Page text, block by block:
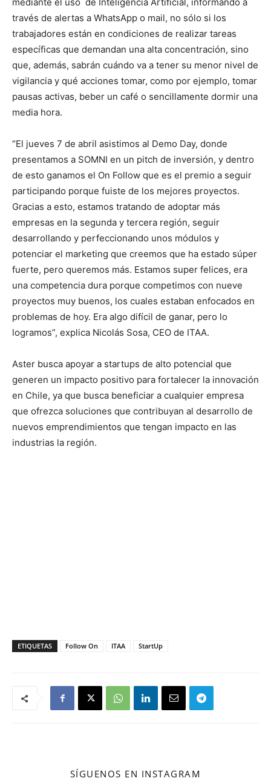
través de alertas a WhatsApp o mail, no sólo si los
trabajadores están en condiciones de realizar tareas
específicas que demandan una alta concentración, sino
que, además, sabrán cuándo va a tener su menor nivel de
vigilancia y qué acciones tomar, como por ejemplo, tomar
pausas activas, beber un café o sencillamente dormir una
media hora.
“El jueves 7 de abril asistimos al Demo Day, donde
presentamos a SOMNI en un pitch de inversión, y dentro
de esto ganamos el On Follow que es el premio a seguir
participando porque fuiste de los mejores proyectos.
Gracias a esto, estamos tratando de adoptar más
empresas en la segunda y tercera región, seguir
desarrollando y perfeccionando unos módulos y
potenciar el marketing que creemos que ha estado súper
fuerte, pero queremos más. Estamos super felices, era
una competencia dura porque competimos con nueve
proyectos muy buenos, los cuales estaban enfocados en
problemas de hoy. Era algo difícil de ganar, pero lo
logramos”, ​​explica Nicolás Sosa, CEO de ITAA.
Aster busca apoyar a startups de alto potencial que
generen un impacto positivo para fortalecer la innovación
en Chile, ya que busca beneficiar a cualquier empresa
que ofrezca soluciones que contribuyan al desarrollo de
nuevos emprendimientos que tengan impacto en las
industrias la región.
ETIQUETAS Follow On ITAA StartUp
SÍGUENOS EN INSTAGRAM